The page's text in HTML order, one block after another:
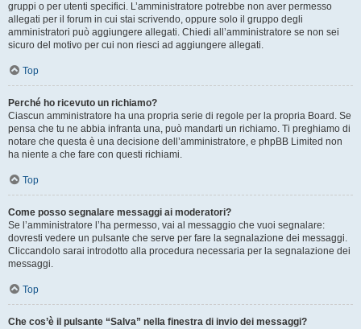
gruppi o per utenti specifici. L’amministratore potrebbe non aver permesso
allegati per il forum in cui stai scrivendo, oppure solo il gruppo degli
amministratori può aggiungere allegati. Chiedi all’amministratore se non sei
sicuro del motivo per cui non riesci ad aggiungere allegati.
Top
Perché ho ricevuto un richiamo?
Ciascun amministratore ha una propria serie di regole per la propria Board. Se
pensa che tu ne abbia infranta una, può mandarti un richiamo. Ti preghiamo di
notare che questa è una decisione dell’amministratore, e phpBB Limited non
ha niente a che fare con questi richiami.
Top
Come posso segnalare messaggi ai moderatori?
Se l’amministratore l’ha permesso, vai al messaggio che vuoi segnalare:
dovresti vedere un pulsante che serve per fare la segnalazione dei messaggi.
Cliccandolo sarai introdotto alla procedura necessaria per la segnalazione dei
messaggi.
Top
Che cos’è il pulsante “Salva” nella finestra di invio dei messaggi?